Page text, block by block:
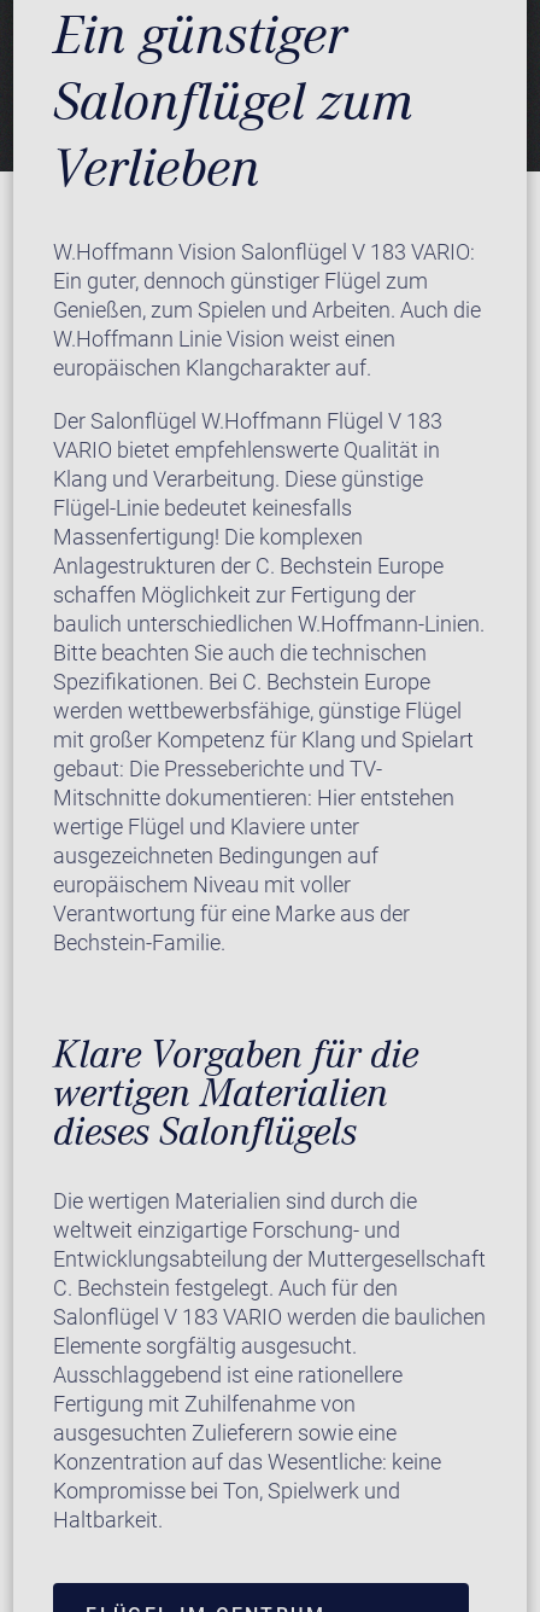
Ein günstiger
Salonflügel zum
Verlieben
W.Hoffmann Vision Salonflügel V 183 VARIO:
Ein guter, dennoch günstiger Flügel zum
Genießen, zum Spielen und Arbeiten. Auch die
W.Hoffmann Linie Vision weist einen
europäischen Klangcharakter auf.
Der Salonflügel W.Hoffmann Flügel V 183
VARIO bietet empfehlenswerte Qualität in
Klang und Verarbeitung. Diese günstige
Flügel-Linie bedeutet keinesfalls
Massenfertigung! Die komplexen
Anlagestrukturen der C. Bechstein Europe
schaffen Möglichkeit zur Fertigung der
baulich unterschiedlichen W.Hoffmann-Linien.
Bitte beachten Sie auch die technischen
Spezifikationen. Bei C. Bechstein Europe
werden wettbewerbsfähige, günstige Flügel
mit großer Kompetenz für Klang und Spielart
gebaut: Die Presseberichte und TV-
Mitschnitte dokumentieren: Hier entstehen
wertige Flügel und Klaviere unter
ausgezeichneten Bedingungen auf
europäischem Niveau mit voller
Verantwortung für eine Marke aus der
Bechstein-Familie.
Klare Vorgaben für die
wertigen Materialien
dieses Salonflügels
Die wertigen Materialien sind durch die
weltweit einzigartige Forschung- und
Entwicklungsabteilung der Muttergesellschaft
C. Bechstein festgelegt. Auch für den
Salonflügel V 183 VARIO werden die baulichen
Elemente sorgfältig ausgesucht.
Ausschlaggebend ist eine rationellere
Fertigung mit Zuhilfenahme von
ausgesuchten Zulieferern sowie eine
Konzentration auf das Wesentliche: keine
Kompromisse bei Ton, Spielwerk und
Haltbarkeit.